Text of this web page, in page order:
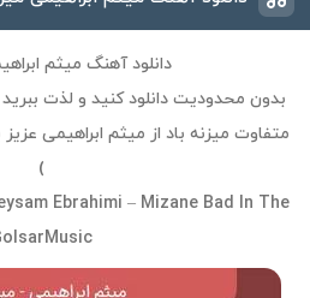
دانلود آهنگ میثم
بدون محدودیت دانلود کنید و لذت
)
Ebrahimi – Mizane Bad In The